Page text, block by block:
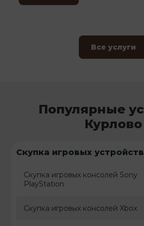
Все услуги
Популярные
Курлово
Скупка игровых устройств
Скупка игровых консолей Sony
PlayStation
Скупка игровых консолей Xbox